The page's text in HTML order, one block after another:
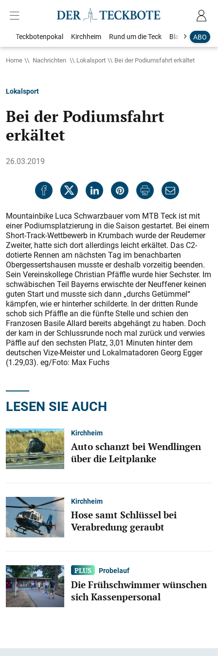
ABO
Teckbotenpokal Kirchheim Rund um die Teck Blaulicht
Home Nachrichten Lokalsport Bei der Podiumsfahrt erkältet
Lokalsport
Bei der Podiumsfahrt
erkältet
26.03.2019
Mountainbike Luca Schwarzbauer vom MTB Teck ist mit
einer Podiumsplatzierung in die Saison gestartet. Bei einem
Short-Track-Wettbewerb in Krumbach wurde der Reuderner
Zweiter, hatte sich dort allerdings leicht erkältet. Das C2-
dotierte Rennen am nächsten Tag im benachbarten
Obergessertshausen musste er deshalb vorzeitig beenden.
Sein Vereinskollege Christian Pfäffle wurde hier Sechster. Im
schwäbischen Teil Bayerns erwischte der Neuffener keinen
guten Start und musste sich dann „durchs Getümmel“
kämpfen, wie er hinterher schilderte. In der dritten Runde
schob sich Pfäffle an die fünfte Stelle und schien den
Franzosen Basile Allard bereits abgehängt zu haben. Doch
der kam in der Schlussrunde noch mal zurück und verwies
Päffle auf den sechsten Platz, 3,01 Minuten hinter dem
deutschen Vize-Meister und Lokalmatadoren Georg Egger
(1.29,03). eg/Foto: Max Fuchs
LESEN SIE AUCH
Kirchheim
Auto schanzt bei Wendlingen
über die Leitplanke
Kirchheim
Hose samt Schlüssel bei
Verabredung geraubt
Probelauf
Die Frühschwimmer wünschen
sich Kassenpersonal